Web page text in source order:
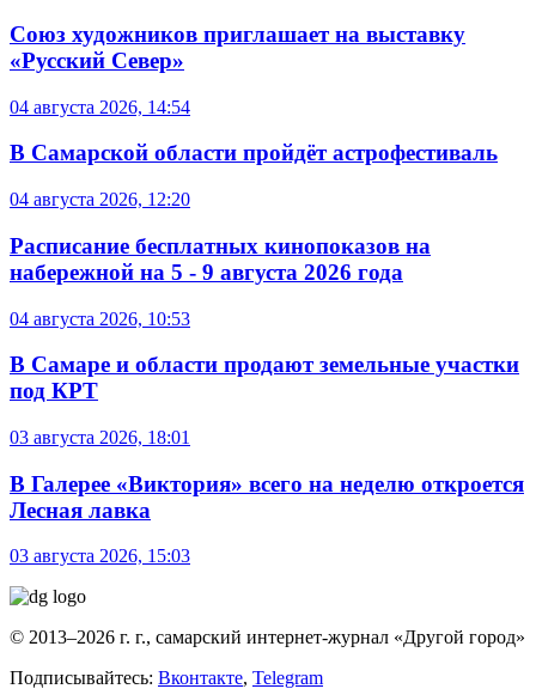
Союз художников приглашает на выставку
«Русский Север»
04 августа 2026, 14:54
В Самарской области пройдёт астрофестиваль
04 августа 2026, 12:20
Расписание бесплатных кинопоказов на
набережной на 5 - 9 августа 2026 года
04 августа 2026, 10:53
В Самаре и области продают земельные участки
под КРТ
03 августа 2026, 18:01
В Галерее «Виктория» всего на неделю откроется
Лесная лавка
03 августа 2026, 15:03
© 2013–2026 г. г., самарский интернет-журнал «Другой город»
Подписывайтесь: Вконтакте, Telegram